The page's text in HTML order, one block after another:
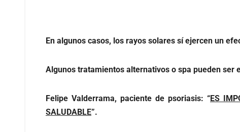
En algunos casos, los rayos solares sí ejercen un
Algunos tratamientos alternativos o spa pueden
Felipe Valderrama, paciente de psoriasis: “ES
SALUDABLE”.